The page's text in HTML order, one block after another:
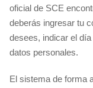
oficial de SCE
deberás ingresar tu
desees, indicar el
datos personales.
El sistema de forma